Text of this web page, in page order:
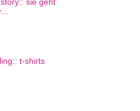
sie geht
t-shirts